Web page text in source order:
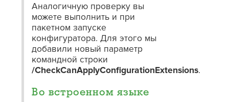
Аналогичную проверку вы
можете выполнить и при
пакетном запуске
конфигуратора. Для этого мы
добавили новый параметр
командной строки
/CheckCanApplyConfigurationExtensions.
Во встроенном языке